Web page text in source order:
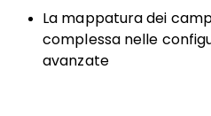
La mappatura dei
complessa nelle
avanzate